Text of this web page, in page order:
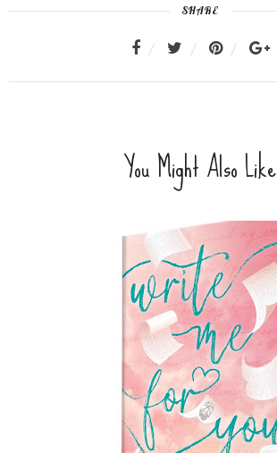
SHARE
You Might Also Like